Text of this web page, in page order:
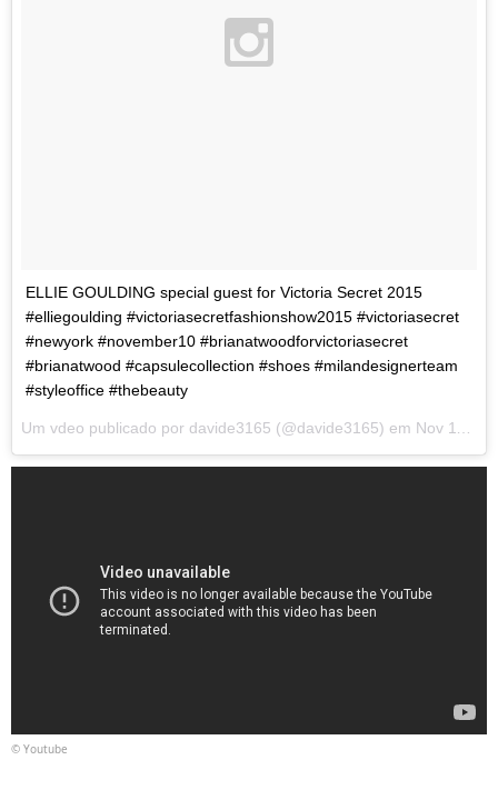
ELLIE GOULDING special guest for Victoria Secret 2015
#elliegoulding #victoriasecretfashionshow2015 #victoriasecret
#newyork #november10 #brianatwoodforvictoriasecret
#brianatwood #capsulecollection #shoes #milandesignerteam
#styleoffice #thebeauty
Um vdeo publicado por davide3165 (@davide3165) em Nov 11, 2015 s 2:57 PST
© Youtube